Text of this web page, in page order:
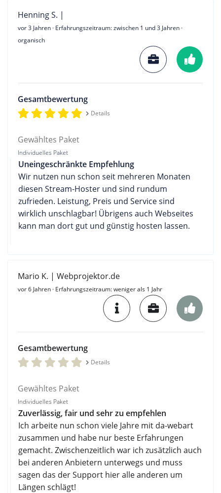
Henning S. |
vor 3 Jahren · Erfahrungszeitraum: zwischen 1 und 3 Jahren ·
organisch
Gesamtbewertung
Details
Gewähltes Paket
Individuelles Paket
Uneingeschränkte Empfehlung
Wir nutzen nun schon seit mehreren Monaten
diesen Stream-Hoster und sind rundum
zufrieden. Leistung, Preis und Service sind
wirklich unschlagbar! Übrigens auch Webseites
kann man dort gut und günstig hosten lassen.
Mario K. | Webprojektor.de
vor 6 Jahren · Erfahrungszeitraum: weniger als 1 Jahr
Gesamtbewertung
Details
Gewähltes Paket
Individuelles Paket
Zuverlässig, fair und sehr zu empfehlen
Ich arbeite nun schon viele Jahre mit da-webart
zusammen und habe nur beste Erfahrungen
gemacht. Zwischenzeitlich war ich zusätzlich auch
bei anderen Anbietern unterwegs und muss
sagen das der Support hier alle anderen um
Längen schlägt!